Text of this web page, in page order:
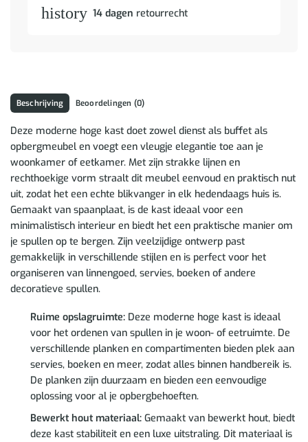
history 14 dagen retourrecht
Beschrijving Beoordelingen (0)
Deze moderne hoge kast doet zowel dienst als buffet als
opbergmeubel en voegt een vleugje elegantie toe aan je
woonkamer of eetkamer. Met zijn strakke lijnen en
rechthoekige vorm straalt dit meubel eenvoud en praktisch nut
uit, zodat het een echte blikvanger in elk hedendaags huis is.
Gemaakt van spaanplaat, is de kast ideaal voor een
minimalistisch interieur en biedt het een praktische manier om
je spullen op te bergen. Zijn veelzijdige ontwerp past
gemakkelijk in verschillende stijlen en is perfect voor het
organiseren van linnengoed, servies, boeken of andere
decoratieve spullen.
Ruime opslagruimte:Deze moderne hoge kast is ideaal
voor het ordenen van spullen in je woon- of eetruimte. De
verschillende planken en compartimenten bieden plek aan
servies, boeken en meer, zodat alles binnen handbereik is.
De planken zijn duurzaam en bieden een eenvoudige
oplossing voor al je opbergbehoeften.
Bewerkt hout materiaal:Gemaakt van bewerkt hout, biedt
deze kast stabiliteit en een luxe uitstraling. Dit materiaal is